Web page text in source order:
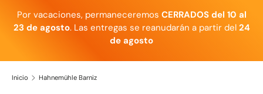
Por vacaciones, permaneceremos CERRADOS del 10 al
23 de agosto. Las entregas se reanudarán a partir del 24
de agosto
Inicio Hahnemühle Barniz